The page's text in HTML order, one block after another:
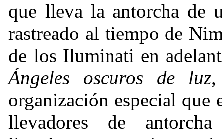
que lleva la antorcha de
rastreado al tiempo de
de los Iluminati en
Ángeles oscuros de luz,
organización especial
llevadores de